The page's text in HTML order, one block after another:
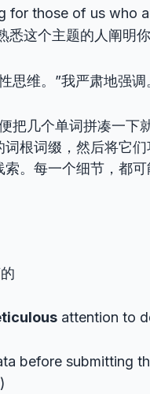
for those of us who
这个主题的人阐明
思维。”我严肃地强调
把几个单词拼凑一下
根词缀，然后将它们
。每一个细节，都
attention to
before submitting